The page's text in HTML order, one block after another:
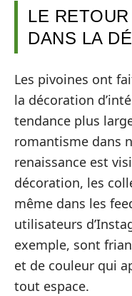
LE
DANS LA
Les pivoines ont
la décoration
tendance plus
romantisme dans
renaissance est
décoration, les
même dans les
utilisateurs
exemple, sont
et de couleur qui
tout espace.